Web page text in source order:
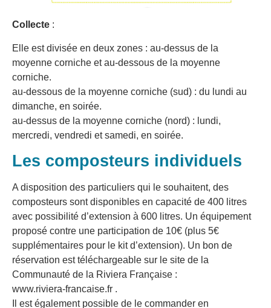
Collecte :
Elle est divisée en deux zones : au-dessus de la
moyenne corniche et au-dessous de la moyenne
corniche.
au-dessous de la moyenne corniche (sud) : du lundi au
dimanche, en soirée.
au-dessus de la moyenne corniche (nord) : lundi,
mercredi, vendredi et samedi, en soirée.
Les composteurs individuels
A disposition des particuliers qui le souhaitent, des
composteurs sont disponibles en capacité de 400 litres
avec possibilité d’extension à 600 litres. Un équipement
proposé contre une participation de 10€ (plus 5€
supplémentaires pour le kit d’extension). Un bon de
réservation est téléchargeable sur le site de la
Communauté de la Riviera Française :
www.riviera-francaise.fr .
Il est également possible de le commander en